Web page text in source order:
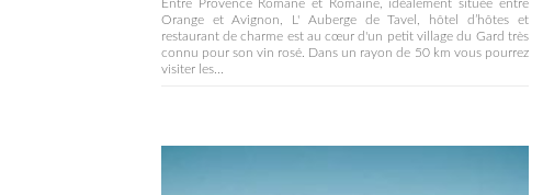
Entre Provence Romane et Romaine, idéalement située entre
Orange et Avignon, L' Auberge de Tavel, hôtel d’hôtes et
restaurant de charme est au cœur d'un petit village du Gard très
connu pour son vin rosé. Dans un rayon de 50 km vous pourrez
visiter les...